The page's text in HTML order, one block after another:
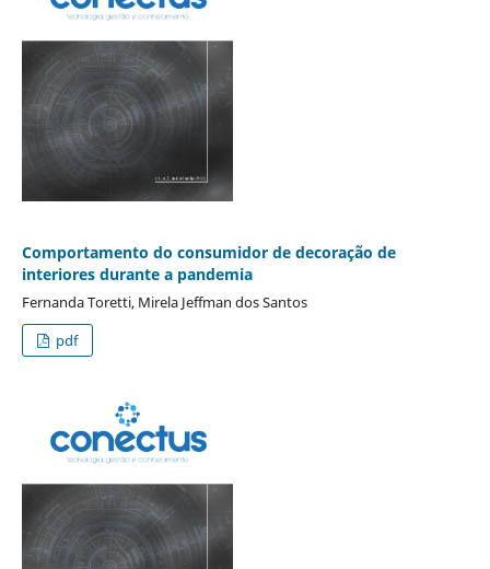
Comportamento do consumidor de decoração de
interiores durante a pandemia
Fernanda Toretti, Mirela Jeffman dos Santos
pdf